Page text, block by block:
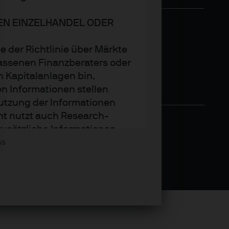
EINZELHANDEL ODER
der Richtlinie über Märkte
Finanzberaters oder
Kapitalanlagen bin.
Informationen stellen
der Informationen
nutzt auch Research-
Informationen
Management wider.
Asset Management
sie zum Zeitpunkt der